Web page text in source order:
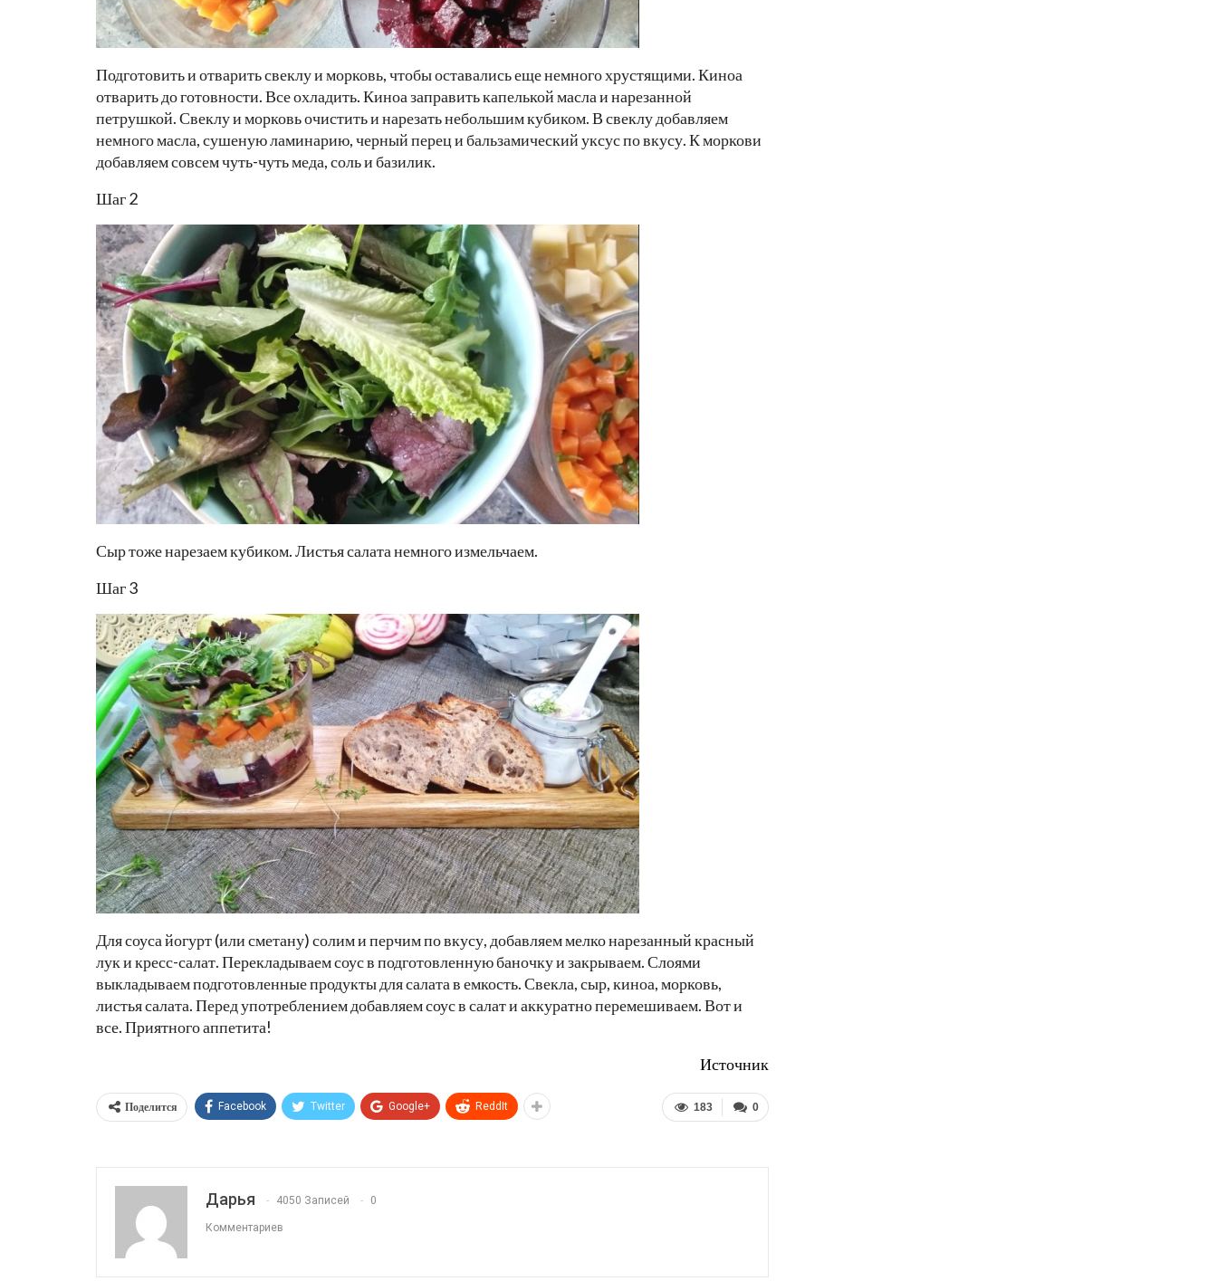
Подготовить и отварить свеклу и морковь, чтобы оставались еще немного хрустящими. Киноа
отварить до готовности. Все охладить. Киноа заправить капелькой масла и нарезанной
петрушкой. Свеклу и морковь очистить и нарезать небольшим кубиком. В свеклу добавляем
немного масла, сушеную ламинарию, черный перец и бальзамический уксус по вкусу. К моркови
добавляем совсем чуть-чуть меда, соль и базилик.
Шаг 2
Сыр тоже нарезаем кубиком. Листья салата немного измельчаем.
Шаг 3
Для соуса йогурт (или сметану) солим и перчим по вкусу, добавляем мелко нарезанный красный
лук и кресс-салат. Перекладываем соус в подготовленную баночку и закрываем. Слоями
выкладываем подготовленные продукты для салата в емкость. Свекла, сыр, киноа, морковь,
листья салата. Перед употреблением добавляем соус в салат и аккуратно перемешиваем. Вот и
все. Приятного аппетита!
Источник
0
183
Поделится Facebook Twitter Google+ ReddIt
Дарья 4050 Записей 0
Комментариев